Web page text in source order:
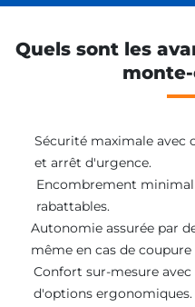
Quels sont les
Sécurité maximale avec
et arrêt d'urgence.
Encombrement minimal
rabattables.
Autonomie assurée par
même en cas de
Confort sur-mesure
d'options ergonomiques.